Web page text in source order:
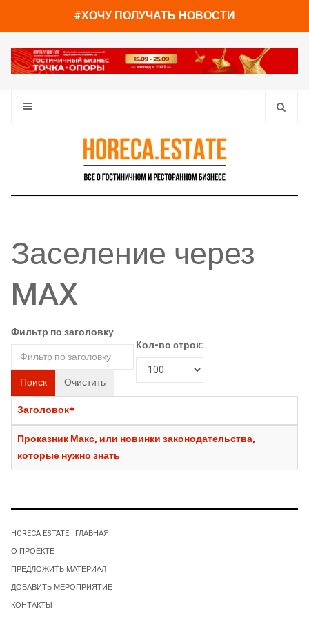
#ХОЧУ ПОЛУЧАТЬ НОВОСТИ
Заселение через
MAX
Фильтр по заголовку
Поиск Очистить
Кол-во строк:
Заголовок
Проказник Макс, или новинки законодательства,
которые нужно знать
HORECA ESTATE | ГЛАВНАЯ
О ПРОЕКТЕ
ПРЕДЛОЖИТЬ МАТЕРИАЛ
ДОБАВИТЬ МЕРОПРИЯТИЕ
КОНТАКТЫ